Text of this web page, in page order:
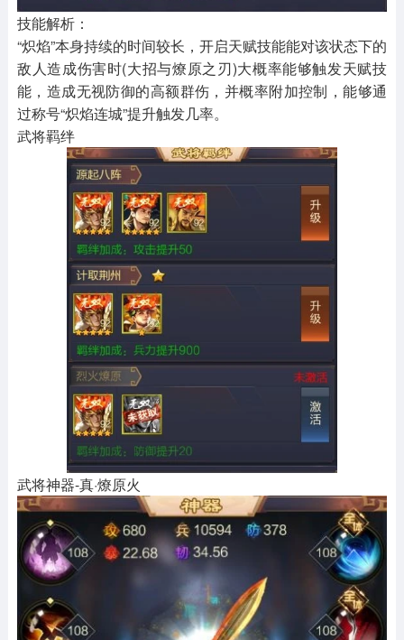
技能解析：
“炽焰”本身持续的时间较长，开启天赋技能能对该状态下的
敌人造成伤害时(大招与燎原之刃)大概率能够触发天赋技
能，造成无视防御的高额群伤，并概率附加控制，能够通
过称号“炽焰连城”提升触发几率。
武将羁绊
武将神器-真·燎原火